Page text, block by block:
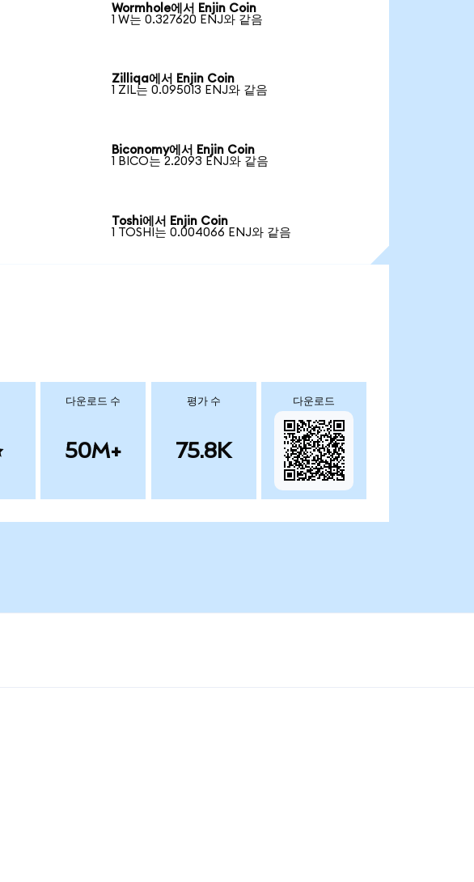
Wormhole에서 Enjin Coin
1 W는 0.327620 ENJ와 같음
Zilliqa에서 Enjin Coin
1 ZIL는 0.095013 ENJ와 같음
Biconomy에서 Enjin Coin
1 BICO는 2.2093 ENJ와 같음
Toshi에서 Enjin Coin
1 TOSHI는 0.004066 ENJ와 같음
다운로드 수
50M+
평가 수
75.8K
다운로드